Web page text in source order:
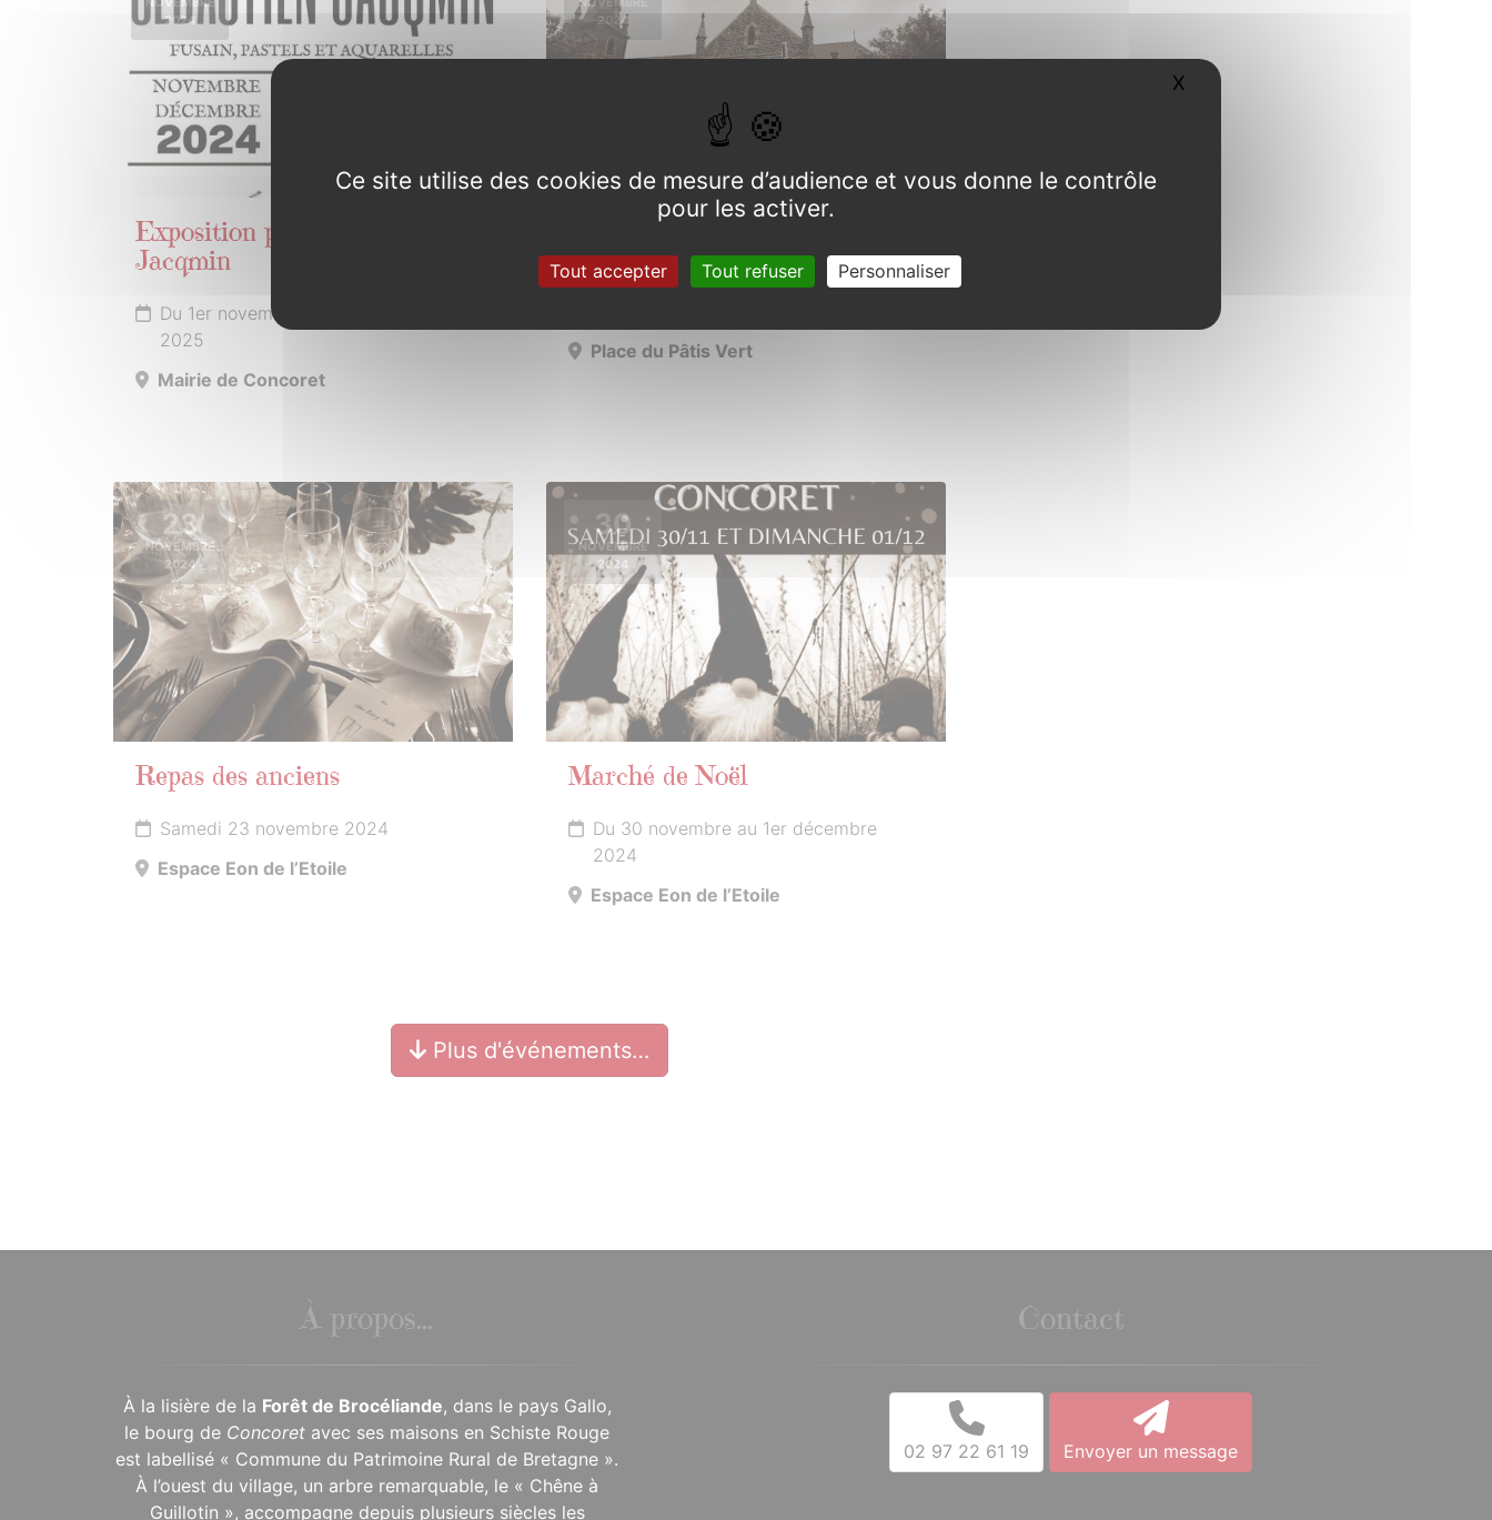
2024
Exposition par Sébastien
Jacqmin
Du 1er novembre 2024 au 31 janvier
2025
Mairie de Concoret
2024
Dimanche 10 novembre 2024 de 10h30
Place du Pâtis Vert
23
NOVEMBRE
2024
Repas des anciens
Samedi 23 novembre 2024
Espace Eon de l’Etoile
30
NOVEMBRE
2024
Marché de Noël
Du 30 novembre au 1er décembre
2024
Espace Eon de l’Etoile
Plus d'événements…
À propos...
À la lisière de la Forêt de Brocéliande, dans le pays Gallo,
le bourg de Concoret avec ses maisons en Schiste Rouge
est labellisé « Commune du Patrimoine Rural de Bretagne ».
À l’ouest du village, un arbre remarquable, le « Chêne à
Guillotin », accompagne depuis plusieurs siècles les
Contact
02 97 22 61 19 Envoyer un message
Ce site utilise des cookies de mesure d’audience et vous donne le contrôle
pour les activer.
Tout accepter Tout refuser Personnaliser
X Masquer le bandeau des cookies